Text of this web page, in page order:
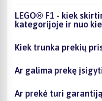
LEGO® F1 - kiek
kategorijoje ir nuo
Kiek trunka prekių
Ar galima prekę
Ar prekė turi